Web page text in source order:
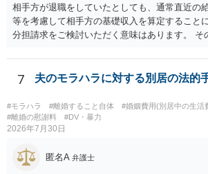
相手方が退職をしていたとしても、通常直近の
等を考慮して相手方の基礎収入を算定すること
分担請求をご検討いただく意味はあります。 そ
て、ご検討いただくのが良いかと思います。
7 夫のモラハラに対する別居の法的
#モラハラ #離婚すること自体 #婚姻費用(別居中の生活
#離婚の慰謝料
#DV・暴力
2026年7月30日
匿名A 弁護士